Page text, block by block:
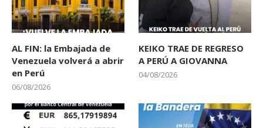
AL FIN: la Embajada de
Venezuela volverá a abrir
en Perú
06/08/2026
KEIKO TRAE DE REGRESO
A PERÚ A GIOVANNA
04/08/2026